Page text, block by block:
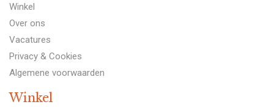
Winkel
Over ons
Vacatures
Privacy & Cookies
Algemene voorwaarden
Winkel